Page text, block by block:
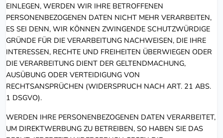
EINLEGEN, WERDEN WIR IHRE BETROFFENEN
PERSONENBEZOGENEN DATEN NICHT MEHR VERARBEITEN,
ES SEI DENN, WIR KÖNNEN ZWINGENDE SCHUTZWÜRDIGE
GRÜNDE FÜR DIE VERARBEITUNG NACHWEISEN, DIE IHRE
INTERESSEN, RECHTE UND FREIHEITEN ÜBERWIEGEN ODER
DIE VERARBEITUNG DIENT DER GELTENDMACHUNG,
AUSÜBUNG ODER VERTEIDIGUNG VON
RECHTSANSPRÜCHEN (WIDERSPRUCH NACH ART. 21 ABS.
1 DSGVO).
WERDEN IHRE PERSONENBEZOGENEN DATEN VERARBEITET,
UM DIREKTWERBUNG ZU BETREIBEN, SO HABEN SIE DAS